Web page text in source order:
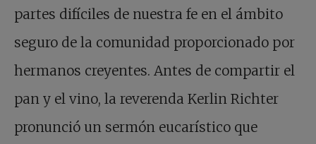
partes difíciles de nuestra fe en el ámbito
seguro de la comunidad proporcionado por
hermanos creyentes. Antes de compartir el
pan y el vino, la reverenda Kerlin Richter
pronunció un sermón eucarístico que